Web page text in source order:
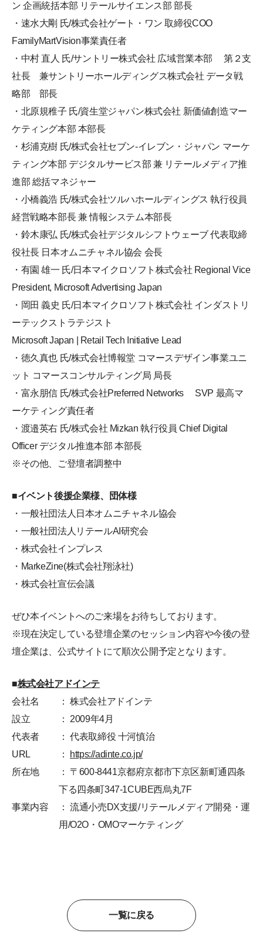
ン 企画統括本部 リテールサイエンス部 部長
・速水大剛 氏/株式会社ゲート・ワン 取締役COO
FamilyMartVision事業責任者
・中村 直人 氏/サントリー株式会社 広域営業本部 第２支
社長 兼サントリーホールディングス株式会社 データ戦
略部 部長
・北原規稚子 氏/資生堂ジャパン株式会社 新価値創造マー
ケティング本部 本部長
・杉浦克樹 氏/株式会社セブン-イレブン・ジャパン マーケ
ティング本部 デジタルサービス部 兼 リテールメディア推
進部 総括マネジャー
・小橋義浩 氏/株式会社ツルハホールディングス 執行役員
経営戦略本部長 兼 情報システム本部長
・鈴木康弘 氏/株式会社デジタルシフトウェーブ 代表取締
役社長 日本オムニチャネル協会 会長
・有園 雄一 氏/日本マイクロソフト株式会社 Regional Vice
President, Microsoft Advertising Japan
・岡田 義史 氏/日本マイクロソフト株式会社 インダストリ
ーテックストラテジスト
Microsoft Japan | Retail Tech Initiative Lead
・徳久真也 氏/株式会社博報堂 コマースデザイン事業ユニ
ット コマースコンサルティング局 局長
・富永朋信 氏/株式会社Preferred Networks SVP 最高マ
ーケティング責任者
・渡邉英右 氏/株式会社 Mizkan 執行役員 Chief Digital
Officer デジタル推進本部 本部長
※その他、ご登壇者調整中
■イベント後援企業様、団体様
・一般社団法人日本オムニチャネル協会
・一般社団法人リテールAI研究会
・株式会社インプレス
・MarkeZine(株式会社翔泳社)
・株式会社宣伝会議
ぜひ本イベントへのご来場をお待ちしております。
※現在決定している登壇企業のセッション内容や今後の登
壇企業は、公式サイトにて順次公開予定となります。
■株式会社アドインテ
会社名
： 株式会社アドインテ
設立
： 2009年4月
代表者
： 代表取締役 十河慎治
URL
：
https://adinte.co.jp/
所在地
： 〒600-8441京都府京都市下京区新町通四条
下る四条町347-1CUBE西烏丸7F
事業内容
： 流通小売DX支援/リテールメディア開発・運
用/O2O・OMOマーケティング
一覧に戻る